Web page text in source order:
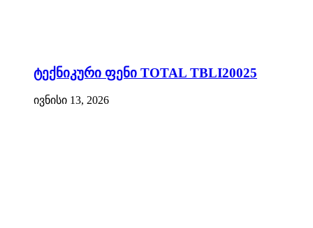
ტექნიკური ფენი TOTAL TBLI20025
ივნისი 13, 2026